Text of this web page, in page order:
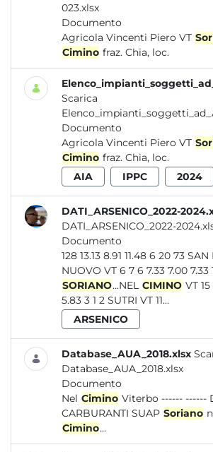
023.xlsx
Documento
Agricola Vincenti Piero VT
Cimino fraz. Chia, loc.
Scarica
Documento
Agricola Vincenti Piero VT
Cimino fraz. Chia, loc.
AIA
IPPC 2024
DATI_ARSENICO_2022-
DATI_ARSENICO_2022-
Documento
128 13.13 8.91 11.48 6 20 73 SAN LORENZO
NUOVO VT 6 7 6 7.33 7.00 7.33
SORIANO...NEL CIMINO VT
5.83 3 1 2 SUTRI VT 11...
ARSENICO
Database_AUA_2018.xlsx
Database_AUA_2018.xlsx
Documento
Nel Cimino Viterbo ------ ------
CARBURANTI SUAP Soriano
Cimino...